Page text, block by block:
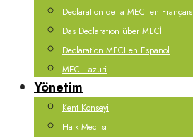
Declaration de la MECI en Français
Das Declaration über MECİ
Declaration MECI en Español
MECI Lazuri
Yönetim
Kent Konseyi
Halk Meclisi